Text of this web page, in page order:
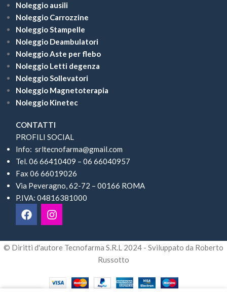
Noleggio ausili
Noleggio Carrozzine
Noleggio Stampelle
Noleggio Deambulatori
Noleggio Aste per flebo
Noleggio Letti degenza
Noleggio Sollevatori
Noleggio Magnetoterapia
Noleggio Kinetec
CONTATTI
PROFILI SOCIAL
Info: srltecnofarma@gmail.com
Tel. 06 66410409 – 06 66040957
Fax 06 66019026
Via Peveragno, 62-72 – 00166 ROMA
P.IVA: 04816381000
© Diritti d'autore Tecnofarma S.R.L 2024 - Sviluppato da Roberto
Russotto